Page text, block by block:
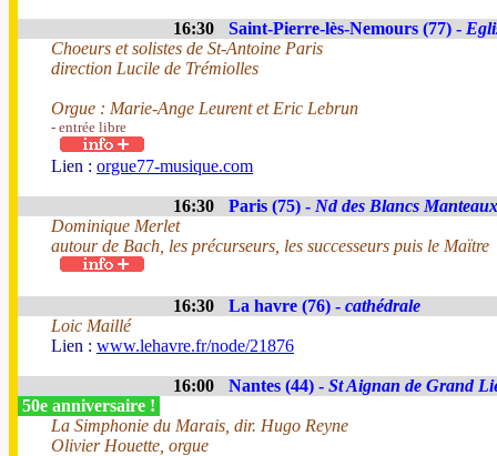
16:30 Saint-Pierre-lès-Nemours (77) -
Choeurs et solistes de St-Antoine Paris
direction Lucile de Trémiolles
Orgue : Marie-Ange Leurent et Eric Lebrun
- entrée libre
Lien : orgue77-musique.com
16:30 Paris (75) - Nd des Blancs Manteaux
Dominique Merlet
autour de Bach, les précurseurs, les successeurs puis le Maïtre
16:30 La havre (76) - cathédrale
Loic Maillé
Lien : www.lehavre.fr/node/21876
16:00 Nantes (44) - St Aignan de Grand
50e anniversaire !
La Simphonie du Marais, dir. Hugo Reyne
Olivier Houette, orgue